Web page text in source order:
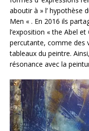
aboutir à » l’ hypothèse
Men « . En 2016 ils
l’exposition « the Abel et
percutante, comme des
tableaux du peintre.
résonance avec la